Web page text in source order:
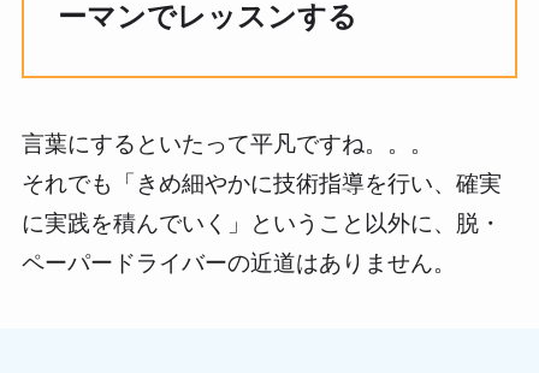
ーマンでレッスンする
言葉にするといたって平凡ですね。。。
それでも「きめ細やかに技術指導を行い、確実
に実践を積んでいく」ということ以外に、脱・
ペーパードライバーの近道はありません。